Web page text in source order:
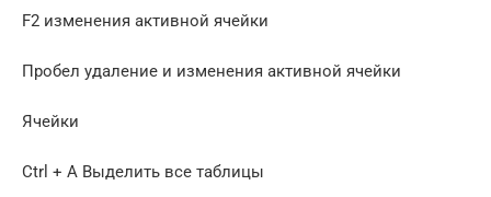
F2 изменения активной ячейки
Пробел удаление и изменения активной ячейки
Ячейки
Ctrl + A Выделить все таблицы